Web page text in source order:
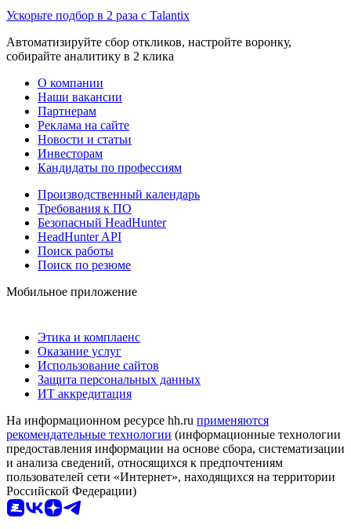
Ускорьте подбор в 2 раза с Talantix
Автоматизируйте сбор откликов, настройте воронку,
собирайте аналитику в 2 клика
О компании
Наши вакансии
Партнерам
Реклама на сайте
Новости и статьи
Инвесторам
Кандидаты по профессиям
Производственный календарь
Требования к ПО
Безопасный HeadHunter
HeadHunter API
Поиск работы
Поиск по резюме
Мобильное приложение
Этика и комплаенс
Оказание услуг
Использование сайтов
Защита персональных данных
ИТ аккредитация
На информационном ресурсе hh.ru применяются
рекомендательные технологии (информационные технологии
предоставления информации на основе сбора, систематизации
и анализа сведений, относящихся к предпочтениям
пользователей сети «Интернет», находящихся на территории
Российской Федерации)